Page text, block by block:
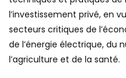
l’investissement privé, en
secteurs critiques de
de l’énergie électrique, du
l’agriculture et de la santé.